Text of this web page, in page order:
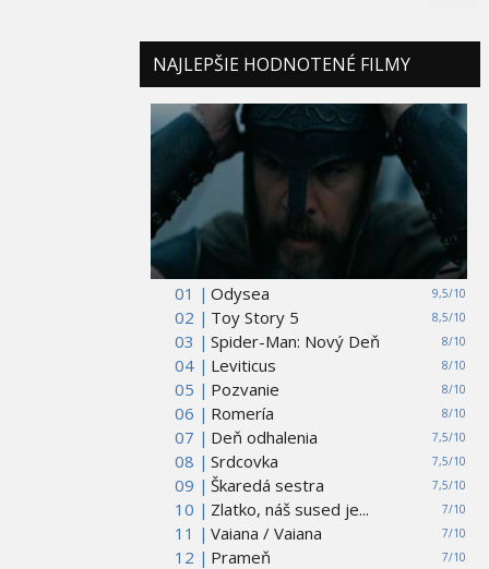
NAJLEPŠIE HODNOTENÉ FILMY
01 | 9,5/10
Odysea
02 |
8,5/10
Toy Story 5
03 |
8/10
Spider-Man: Nový Deň
04 |
8/10
Leviticus
05 |
8/10
Pozvanie
06 |
8/10
Romería
07 |
7,5/10
Deň odhalenia
08 |
7,5/10
Srdcovka
09 |
7,5/10
Škaredá sestra
10 |
7/10
Zlatko, náš sused je...
11 |
7/10
Vaiana / Vaiana
12 |
7/10
Prameň